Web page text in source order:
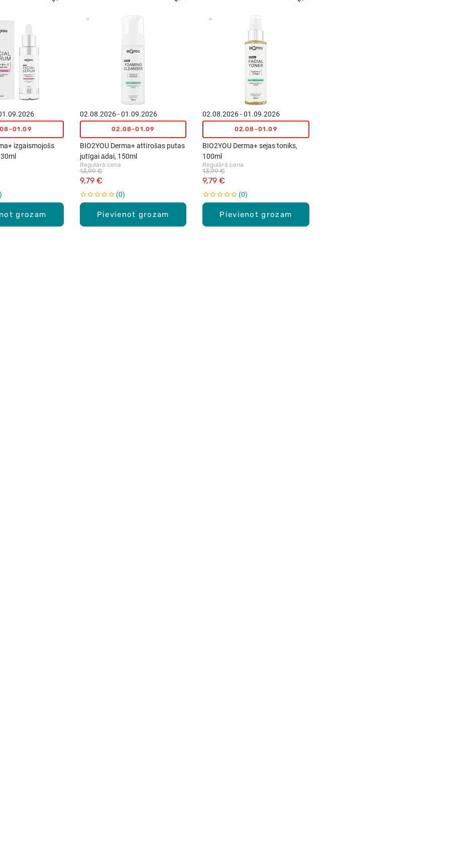
grozam
01.09
izgaismojošs
Pievienot grozam
02.08.2026 - 01.09.2026
02.08-01.09
BIO2YOU Derma+ attīrošas putas
jutīgai ādai, 150ml
Regulārā cena
9,79 €
13,99 €
0
Pievienot grozam
02.08.2026 - 01.09.2026
02.08-01.09
BIO2YOU Derma+ sejas toniks,
100ml
Regulārā cena
9,79 €
13,99 €
0